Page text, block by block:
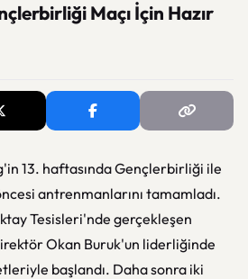
Maçı İçin Hazır
13. haftasında Gençlerbirliği ile
antrenmanlarını tamamladı.
Tesisleri'nde gerçekleşen
Okan Buruk'un liderliğinde
başlandı. Daha sonra iki